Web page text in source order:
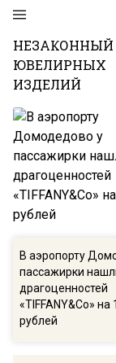
НЕЗАКОННЫЙ
ЮВЕЛИРНЫХ
ИЗДЕЛИЙ
В аэропорту
пассажирки
драгоценностей
«TIFFANY&Co» на
рублей